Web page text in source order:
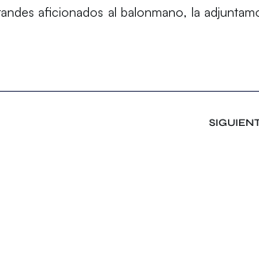
aficionados al balonmano, la